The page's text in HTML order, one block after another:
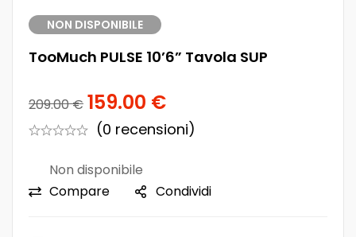
NON DISPONIBILE
TooMuch PULSE 10’6” Tavola SUP
209.00€ 159.00 €
(0 recensioni)
Non disponibile
Compare
Condividi